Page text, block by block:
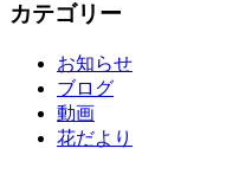
カテゴリー
お知らせ
ブログ
動画
花だより